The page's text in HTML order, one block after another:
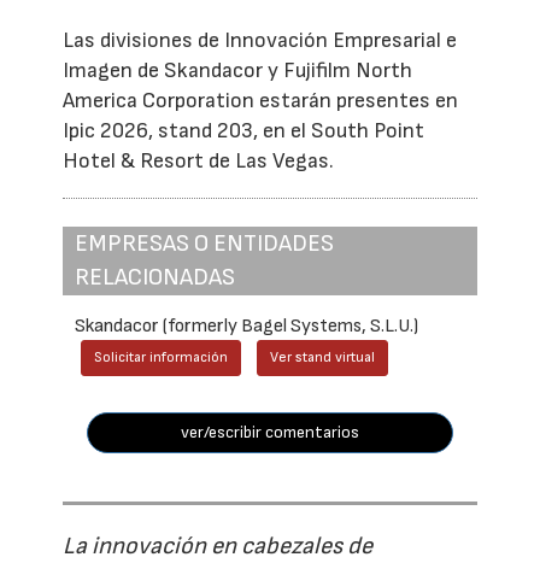
Las divisiones de Innovación Empresarial e
Imagen de Skandacor y Fujifilm North
America Corporation estarán presentes en
Ipic 2026, stand 203, en el South Point
Hotel & Resort de Las Vegas.
EMPRESAS O ENTIDADES
RELACIONADAS
Skandacor (formerly Bagel Systems, S.L.U.)
Solicitar información Ver stand virtual
ver/escribir comentarios
La innovación en cabezales de